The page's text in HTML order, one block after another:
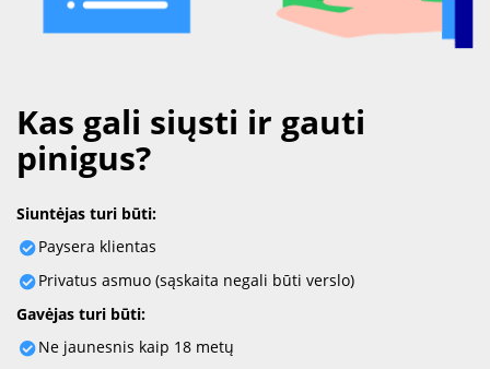
Kas gali siųsti ir gauti
pinigus?
Siuntėjas turi būti:
Paysera klientas
Privatus asmuo (sąskaita negali būti verslo)
Gavėjas turi būti:
Ne jaunesnis kaip 18 metų